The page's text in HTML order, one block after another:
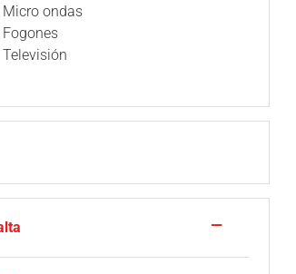
Micro ondas
Fogones
Televisión
—